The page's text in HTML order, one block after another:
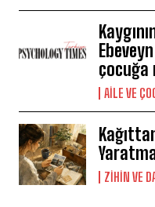
çocuğa
AILE VE
⁠ZIHIN VE